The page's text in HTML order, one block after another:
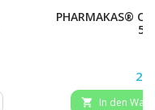
PHARMAKAS®
 In den